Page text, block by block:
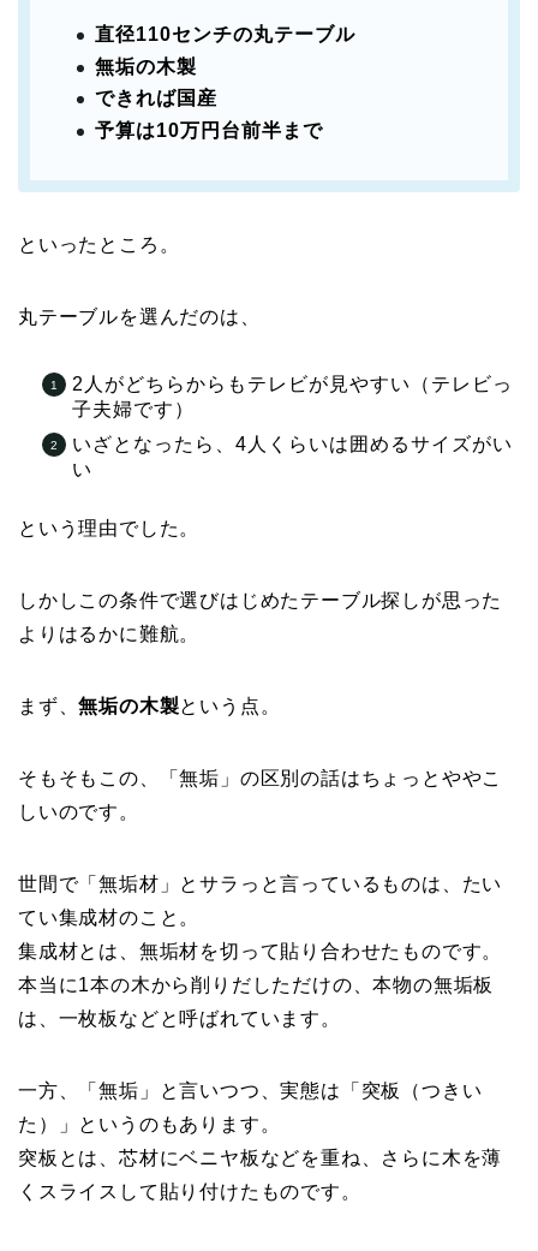
直径110センチの丸テーブル
無垢の木製
できれば国産
予算は10万円台前半まで
といったところ。
丸テーブルを選んだのは、
2人がどちらからもテレビが見やすい（テレビっ
子夫婦です）
いざとなったら、4人くらいは囲めるサイズがい
い
という理由でした。
しかしこの条件で選びはじめたテーブル探しが思った
よりはるかに難航。
まず、無垢の木製という点。
そもそもこの、「無垢」の区別の話はちょっとややこ
しいのです。
世間で「無垢材」とサラっと言っているものは、たい
てい集成材のこと。
集成材とは、無垢材を切って貼り合わせたものです。
本当に1本の木から削りだしただけの、本物の無垢板
は、一枚板などと呼ばれています。
一方、「無垢」と言いつつ、実態は「突板（つきい
た）」というのもあります。
突板とは、芯材にベニヤ板などを重ね、さらに木を薄
くスライスして貼り付けたものです。